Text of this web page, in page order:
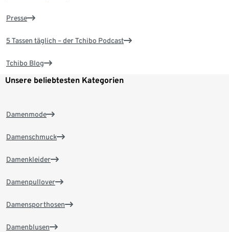
Presse
5 Tassen täglich – der Tchibo Podcast
Tchibo Blog
Unsere beliebtesten Kategorien
Damenmode
Damenschmuck
Damenkleider
Damenpullover
Damensporthosen
Damenblusen